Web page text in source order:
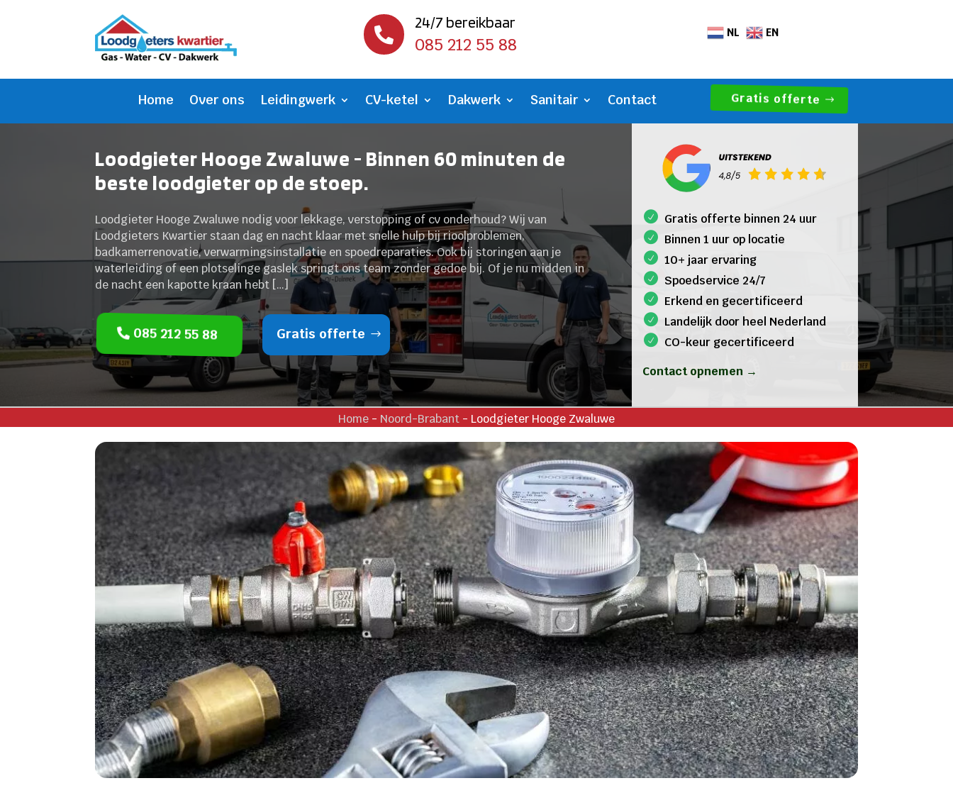

24/7 bereikbaar
085 212 55 88
NL EN
Home Over ons Leidingwerk CV-ketel Dakwerk Sanitair Contact Gratis offerte
Loodgieter Hooge Zwaluwe - Binnen 60 minuten de
beste loodgieter op de stoep.
Loodgieter Hooge Zwaluwe nodig voor lekkage, verstopping of cv onderhoud? Wij van
Loodgieters Kwartier staan dag en nacht klaar met snelle hulp bij rioolproblemen,
badkamerrenovatie, verwarmingsinstallatie en spoedreparaties. Ook bij storingen aan je
waterleiding of een plotselinge gaslek springt ons team zonder gedoe bij. Of je nu midden in
de nacht een kapotte kraan hebt […]
085 212 55 88 Gratis offerte
Gratis offerte binnen 24 uur
Binnen 1 uur op locatie
10+ jaar ervaring
Spoedservice 24/7
Erkend en gecertificeerd
Landelijk door heel Nederland
CO-keur gecertificeerd
Contact opnemen →
Home - Noord-Brabant - Loodgieter Hooge Zwaluwe